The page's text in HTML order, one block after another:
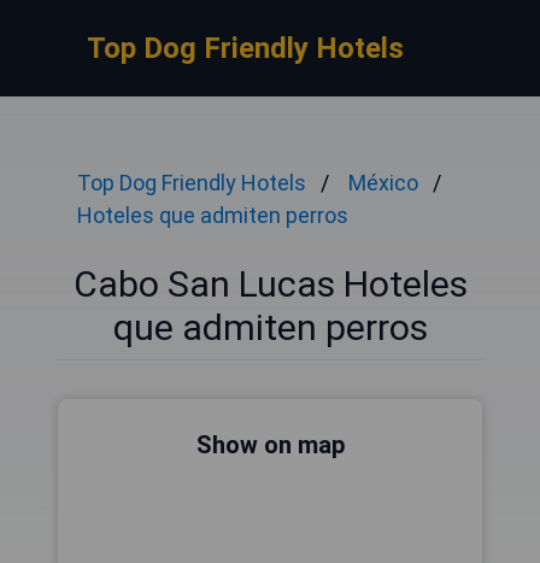
Top Dog Friendly Hotels
Top Dog Friendly Hotels
México
Hoteles que admiten perros
Cabo San Lucas Hoteles
que admiten perros
Show on map